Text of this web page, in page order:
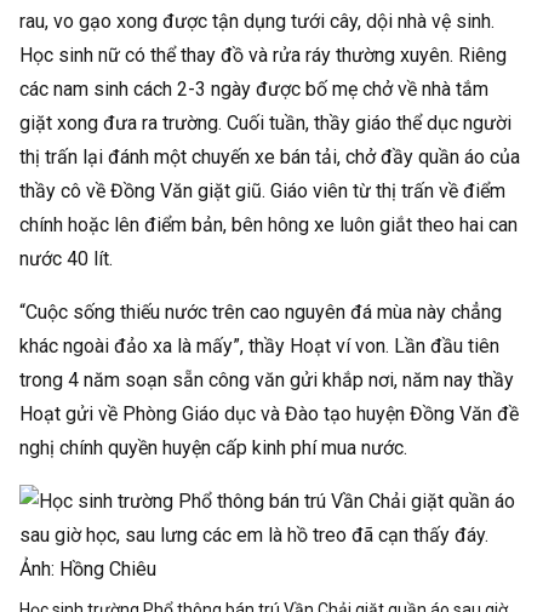
rau, vo gạo xong được tận dụng tưới cây, dội nhà vệ sinh.
Học sinh nữ có thể thay đồ và rửa ráy thường xuyên. Riêng
các nam sinh cách 2-3 ngày được bố mẹ chở về nhà tắm
giặt xong đưa ra trường. Cuối tuần, thầy giáo thể dục người
thị trấn lại đánh một chuyến xe bán tải, chở đầy quần áo của
thầy cô về Đồng Văn giặt giũ. Giáo viên từ thị trấn về điểm
chính hoặc lên điểm bản, bên hông xe luôn giắt theo hai can
nước 40 lít.
“Cuộc sống thiếu nước trên cao nguyên đá mùa này chẳng
khác ngoài đảo xa là mấy”, thầy Hoạt ví von. Lần đầu tiên
trong 4 năm soạn sẵn công văn gửi khắp nơi, năm nay thầy
Hoạt gửi về Phòng Giáo dục và Đào tạo huyện Đồng Văn đề
nghị chính quyền huyện cấp kinh phí mua nước.